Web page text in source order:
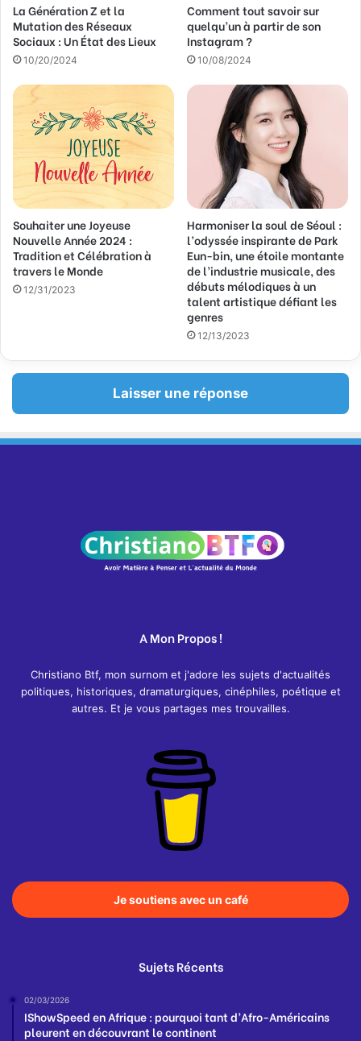
La Génération Z et la
Mutation des Réseaux
Sociaux : Un État des Lieux
10/20/2024
Comment tout savoir sur
quelqu’un à partir de son
Instagram ?
10/08/2024
Souhaiter une Joyeuse
Nouvelle Année 2024 :
Tradition et Célébration à
travers le Monde
12/31/2023
Harmoniser la soul de Séoul :
l’odyssée inspirante de Park
Eun-bin, une étoile montante
de l’industrie musicale, des
débuts mélodiques à un
talent artistique défiant les
genres
12/13/2023
Laisser une réponse
A Mon Propos !
Christiano Btf, mon surnom et j'adore les sujets d'actualités
politiques, historiques, dramaturgiques, cinéphiles, poétique et
autres. Et je vous partages mes trouvailles.
Je soutiens avec un café
Sujets Récents
02/03/2026
IShowSpeed en Afrique : pourquoi tant d’Afro-Américains
pleurent en découvrant le continent